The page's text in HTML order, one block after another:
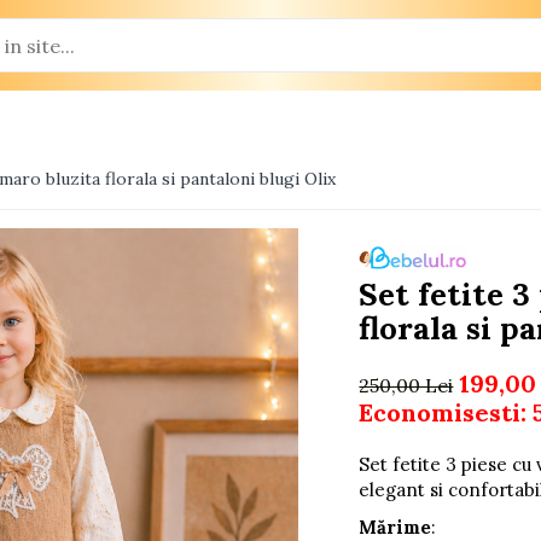
bluzita florala si pantaloni blugi Olix
Set fetite 3
florala si
250,00 Lei
Economisesti:
Set fetite 3 piese cu
elegant si
Mărime: